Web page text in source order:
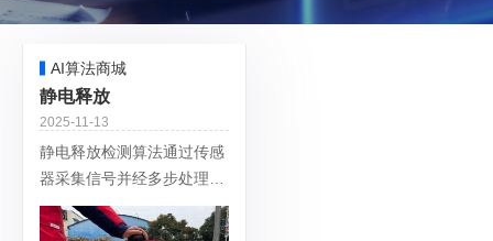
AI算法商城
静电释放
2025-11-13
静电释放检测算法通过传感
器采集信号并经多步处理识
别静电事件，核心是 “信号
采集 - 特征提取 - 事件判